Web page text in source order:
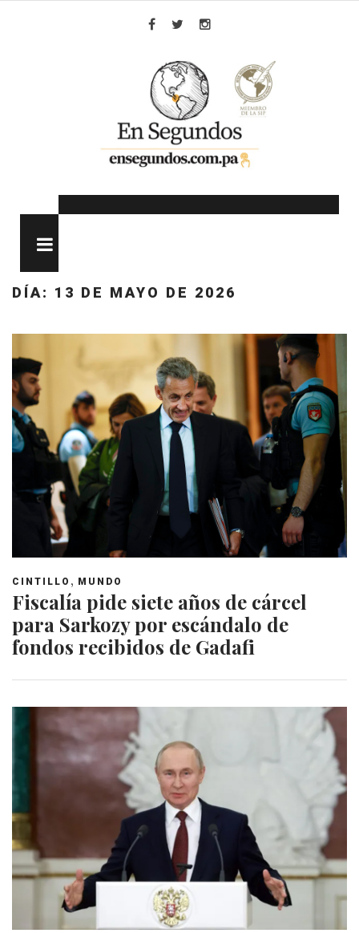
DÍA: 13 DE MAYO DE 2026
CINTILLO , MUNDO
Fiscalía pide siete años de cárcel
para Sarkozy por escándalo de
fondos recibidos de Gadafi